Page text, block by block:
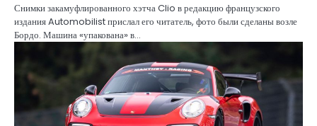
Снимки закамуфлированного хэтча Clio в редакцию французского
издания Automobilist прислал его читатель, фото были сделаны возле
Бордо. Машина «упакована» в…